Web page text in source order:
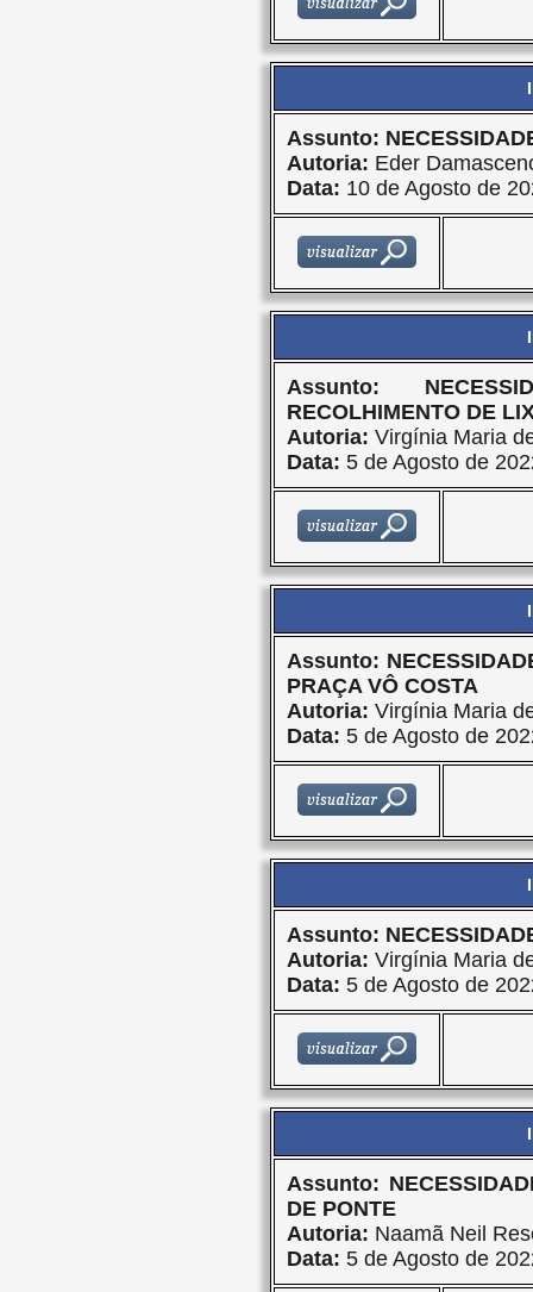
Assunto:
Autoria: Eder
Data: 10 de Agosto de
Assunto:
RECOLHIMENTO DE
Autoria: Virgínia Maria
Data: 5 de Agosto de
Assunto:
PRAÇA VÔ COSTA
Autoria: Virgínia Maria
Data: 5 de Agosto de
Assunto:
Autoria: Virgínia Maria
Data: 5 de Agosto de
Assunto:
DE PONTE
Autoria: Naamã Neil
Data: 5 de Agosto de